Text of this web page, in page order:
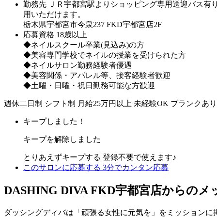
勤務先
ＪＲ宇都宮駅よりショッピング専用送迎バス
用いただけます。
栃木県宇都宮市今泉237 FKD宇都宮店2F
応募資格 18歳以上
◆ネイルスクール卒業(見込み)の方
◆美容専門学校でネイルの授業を受けられた方
◆ネイルサロン勤務経験者優遇
◆美容関係・アパレル等、接客経験者歓迎
◆土曜・日曜・祝日勤務可能な方歓迎
週休二日制 シフト制 月給25万円以上 未経験OK ブランクあ
キープしました！
キープを解除しました
とりあえずキープする 登録不要で使えます♪
このサロンに応募する 3分でカンタン応募
DASHING DIVA FKD宇都宮店からのメ
ダッシングディバは「頑張る女性に元気を」をミッション